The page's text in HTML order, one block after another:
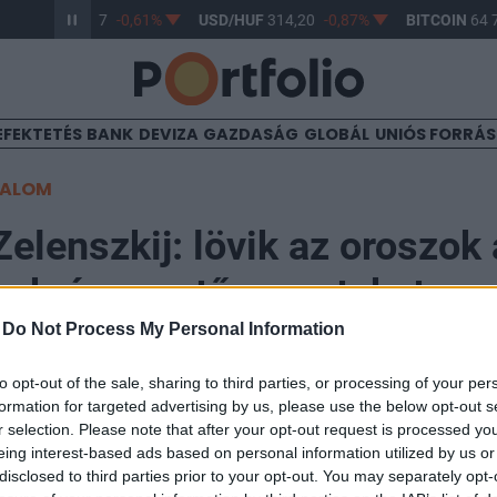
Do Not Process My Personal Information
opt-out of the sale, sharing to third parties, or processing of your
for targeted advertising by us, please use the below opt-out
selection. Please note that after your opt-out request is processed
interest-based ads based on personal information utilized by us
to third parties prior to your opt-out. You may separately
363,17 -0,61% USD/HUF314,20 -0,87% BITCOIN64
BANK DEVIZA GAZDASÁG GLOBÁL UNIÓS
lövik az oroszok
mentőcsapatokat
teli exkluzív interjút adott Volodomir Zelenszkij ukrán
a német Axel Springer kiadónak, amelynek egyik